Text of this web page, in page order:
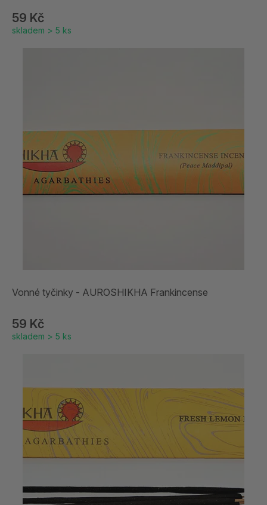
59 Kč
skladem > 5 ks
Vonné tyčinky - AUROSHIKHA Frankincense
59 Kč
skladem > 5 ks